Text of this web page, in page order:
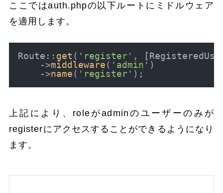
ここではauth.phpの以下ルートにミドルウェア
を適用します。
Route:: get ( 'register' ,
    ->
middleware( 'admin' )
    ->
name( 'register'
上記により、roleがadminのユーザーのみが
registerにアクセスすることができるようになり
ます。